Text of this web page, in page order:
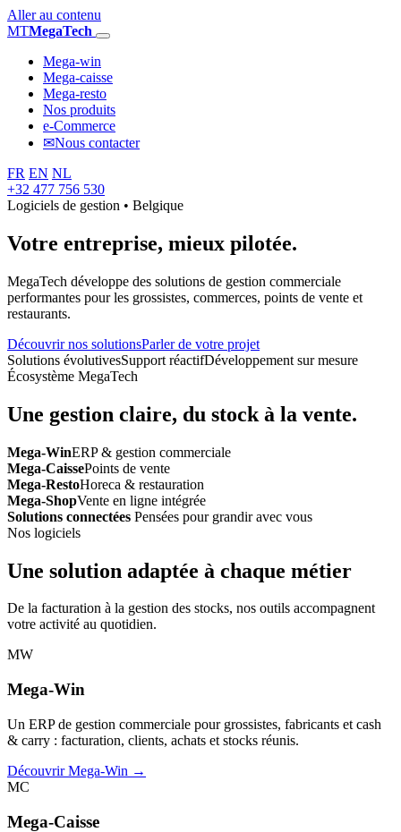
Aller au contenu
MTMegaTech
Mega-win
Mega-caisse
Mega-resto
Nos produits
e-Commerce
✉Nous contacter
FR EN NL
+32 477 756 530
Logiciels de gestion • Belgique
Votre entreprise, mieux pilotée.
MegaTech développe des solutions de gestion commerciale
performantes pour les grossistes, commerces, points de vente et
restaurants.
Découvrir nos solutionsParler de votre projet
Solutions évolutivesSupport réactifDéveloppement sur mesure
Écosystème MegaTech
Une gestion claire, du stock à la vente.
Mega-WinERP & gestion commerciale
Mega-CaissePoints de vente
Mega-RestoHoreca & restauration
Mega-ShopVente en ligne intégrée
Solutions connectées Pensées pour grandir avec vous
Nos logiciels
Une solution adaptée à chaque métier
De la facturation à la gestion des stocks, nos outils accompagnent
votre activité au quotidien.
MW
Mega-Win
Un ERP de gestion commerciale pour grossistes, fabricants et cash
& carry : facturation, clients, achats et stocks réunis.
Découvrir Mega-Win →
MC
Mega-Caisse